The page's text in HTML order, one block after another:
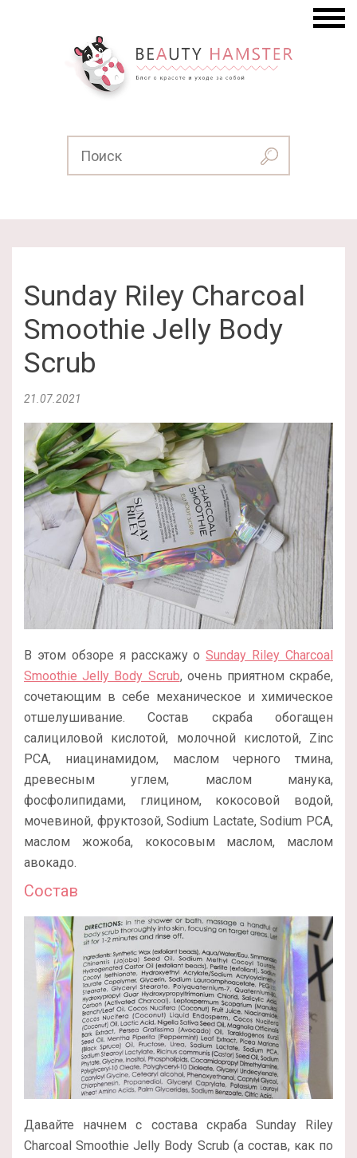
Sunday Riley Charcoal
Smoothie Jelly Body
Scrub
21.07.2021
В этом обзоре я расскажу оSunday Riley Charcoal
Smoothie Jelly Body Scrub, очень приятном скрабе,
сочетающим в себе механическое и химическое
отшелушивание. Состав скраба обогащен
салициловой кислотой, молочной кислотой, Zinc
PCA, ниацинамидом, маслом черного тмина,
древесным углем, маслом манука,
фосфолипидами, глицином, кокосовой водой,
мочевиной, фруктозой, Sodium Lactate, Sodium PCA,
маслом жожоба, кокосовым маслом, маслом
авокадо.
Состав
Давайте начнем с состава скраба Sunday Riley
Charcoal Smoothie Jelly Body Scrub (а состав, как по